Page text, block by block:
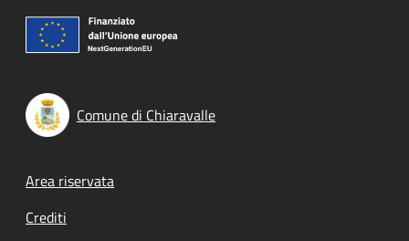
Comune di Chiaravalle
Footer menu
Area riservata
Crediti